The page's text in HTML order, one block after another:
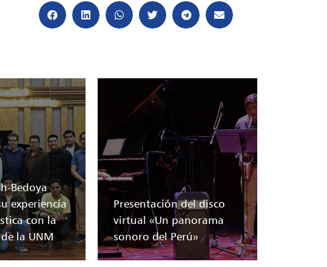
Bedoya
experiencia
con la
la UNM
Presentación del disco
virtual «Un panorama
sonoro del Perú»